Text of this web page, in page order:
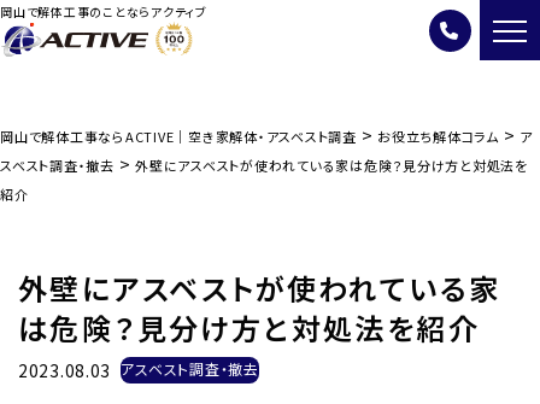
岡山で解体工事のことならアクティブ
岡山で解体工事ならACTIVE｜空き家解体・アスベスト調査 > お役立ち解体コラム > ア
スベスト調査・撤去 > 外壁にアスベストが使われている家は危険？見分け方と対処法を
紹介
外壁にアスベストが使われている家
は危険？見分け方と対処法を紹介
2023.08.03 アスベスト調査・撤去